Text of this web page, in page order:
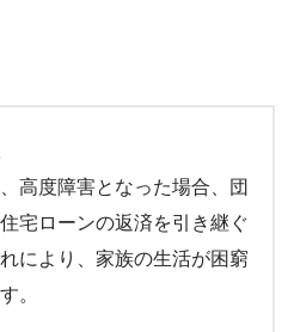
高度障害となった場合、団
宅ローンの返済を引き継ぐ
により、家族の生活が困窮
。